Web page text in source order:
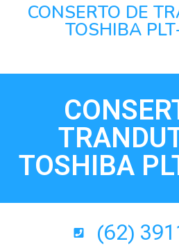
CONSERTO DE
TOSHIBA
TOSHIBA
(62)